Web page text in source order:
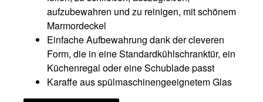
aufzubewahren und zu reinigen, mit schönem
Marmordeckel
Einfache Aufbewahrung dank der cleveren
Form, die in eine Standardkühlschranktür, ein
Küchenregal oder eine Schublade passt
Karaffe aus spülmaschinengeeignetem Glas